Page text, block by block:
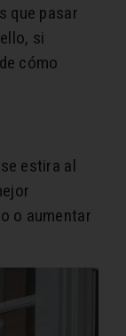
que pasar
si
cómo
estira al
o aumentar